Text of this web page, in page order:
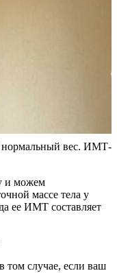
нормальный вес. ИМТ-
и можем
массе тела у
ее ИМТ составляет
том случае, если ваш